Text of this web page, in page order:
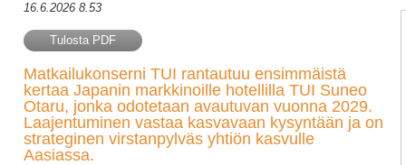
16.6.2026 8.53
Tulosta PDF
Matkailukonserni TUI rantautuu ensimmäistä
kertaa Japanin markkinoille hotellilla TUI Suneo
Otaru, jonka odotetaan avautuvan vuonna 2029.
Laajentuminen vastaa kasvavaan kysyntään ja on
strateginen virstanpylväs yhtiön kasvulle
Aasiassa.